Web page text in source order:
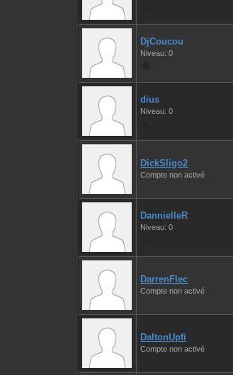
DjCoucou
Niveau: 0
dius
Niveau: 0
DickSligo2
Compte non activé
DannielleR
Niveau: 0
DarrenFlec
Compte non activé
DaltonUpfi
Compte non activé